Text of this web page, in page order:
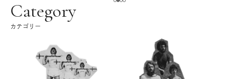
Category
カテゴリー